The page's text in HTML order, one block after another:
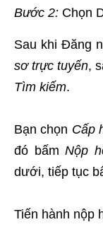
Bước 2: Chọn
Sau khi Đăng
sơ trực tuyến,
Tìm kiếm.
Bạn chọn Cấp
đó bấmNộp
dưới, tiếp tục
Tiến hành nộp